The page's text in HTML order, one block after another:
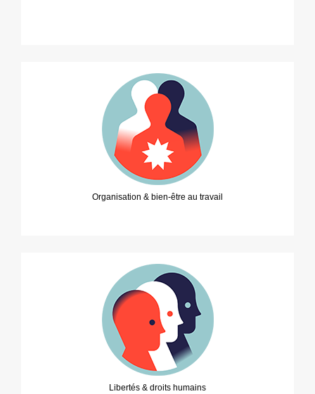
Organisation & bien-être au travail
Libertés & droits humains